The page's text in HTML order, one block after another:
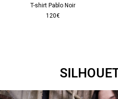
T-shirt Pablo Noir
120€